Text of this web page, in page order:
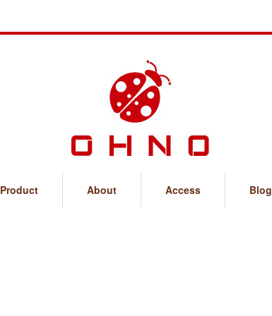
Product About Access Blog